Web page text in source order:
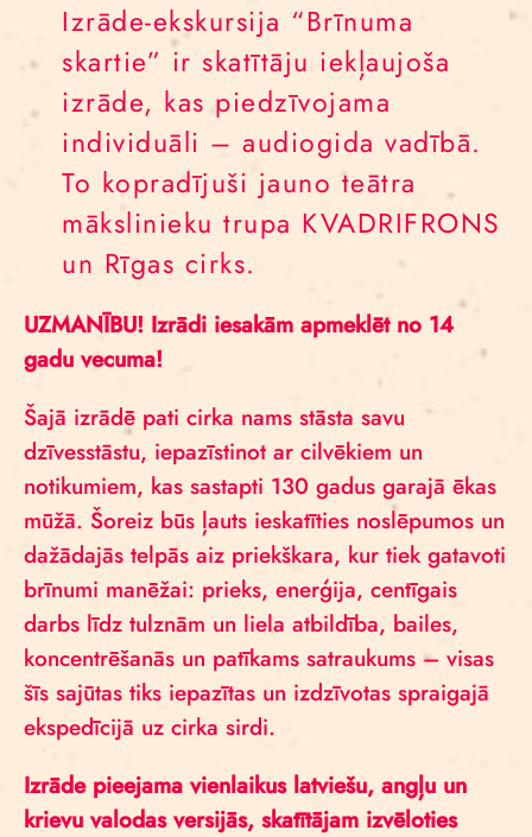
Izrāde-ekskursija “Brīnuma
skartie” ir skatītāju iekļaujoša
izrāde, kas piedzīvojama
individuāli – audiogida vadībā.
To kopradījuši jauno teātra
mākslinieku trupa KVADRIFRONS
un Rīgas cirks.
UZMANĪBU! Izrādi iesakām apmeklēt no 14
gadu vecuma!
Šajā izrādē pati cirka nams stāsta savu
dzīvesstāstu, iepazīstinot ar cilvēkiem un
notikumiem, kas sastapti 130 gadus garajā ēkas
mūžā. Šoreiz būs ļauts ieskatīties noslēpumos un
dažādajās telpās aiz priekškara, kur tiek gatavoti
brīnumi manēžai: prieks, enerģija, centīgais
darbs līdz tulznām un liela atbildība, bailes,
koncentrēšanās un patīkams satraukums – visas
šīs sajūtas tiks iepazītas un izdzīvotas spraigajā
ekspedīcijā uz cirka sirdi.
Izrāde pieejama vienlaikus latviešu, angļu un
krievu valodas versijās, skatītājam izvēloties